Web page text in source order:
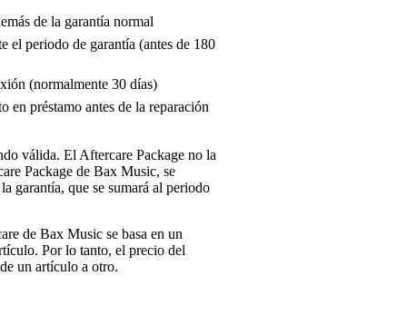
de la garantía normal
el periodo de garantía (antes de 180
(normalmente 30 días)
en préstamo antes de la reparación
válida. El Aftercare Package no la
Package de Bax Music, se
garantía, que se sumará al periodo
de Bax Music se basa en un
Por lo tanto, el precio del
un artículo a otro.